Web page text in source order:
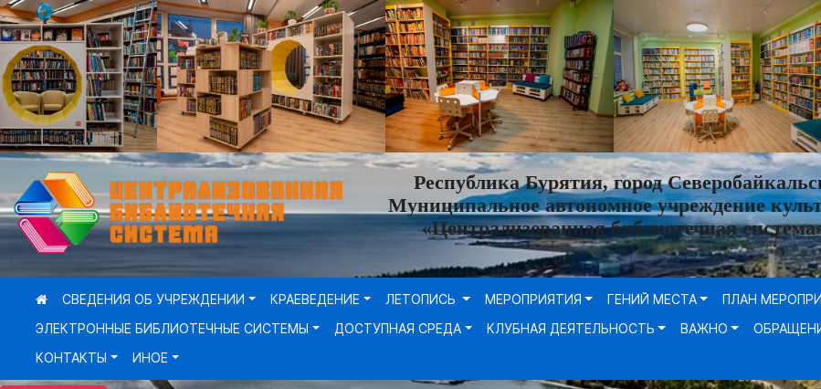
Республика Бурятия, город
Муниципальное автономное учреждение
«Централизованная библиотечная
СВЕДЕНИЯ ОБ УЧРЕЖДЕНИИ КРАЕВЕДЕНИЕ ЛЕТОПИСЬ МЕРОПРИЯТИЯ ГЕНИЙ МЕСТА
ПЛАН
ЭЛЕКТРОННЫЕ БИБЛИОТЕЧНЫЕ СИСТЕМЫ
ДОСТУПНАЯ СРЕДА КЛУБНАЯ ДЕЯТЕЛЬНОСТЬ ВАЖНО
КОНТАКТЫ
ИНОЕ